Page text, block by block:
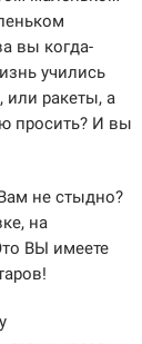
вы когда-
учились
ракеты, а
просить? И вы
не стыдно?
на
ВЫ имеете